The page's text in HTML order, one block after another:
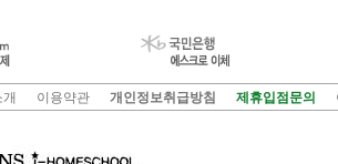
이용약관 개인정보취급방침 제휴입점문의